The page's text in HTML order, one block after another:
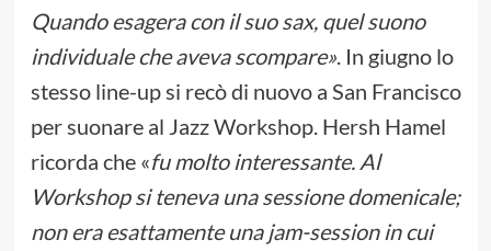
Quando esagera con il suo sax, quel suono
individuale che aveva scompare». In giugno lo
stesso line-up si recò di nuovo a San Francisco
per suonare al Jazz Workshop. Hersh Hamel
ricorda che «fu molto interessante. Al
Workshop si teneva una sessione domenicale;
non era esattamente una jam-session in cui